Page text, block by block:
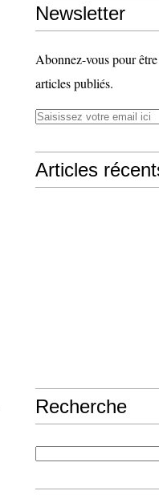
Newsletter
Abonnez-vous pour
articles publiés.
Articles
Recherche